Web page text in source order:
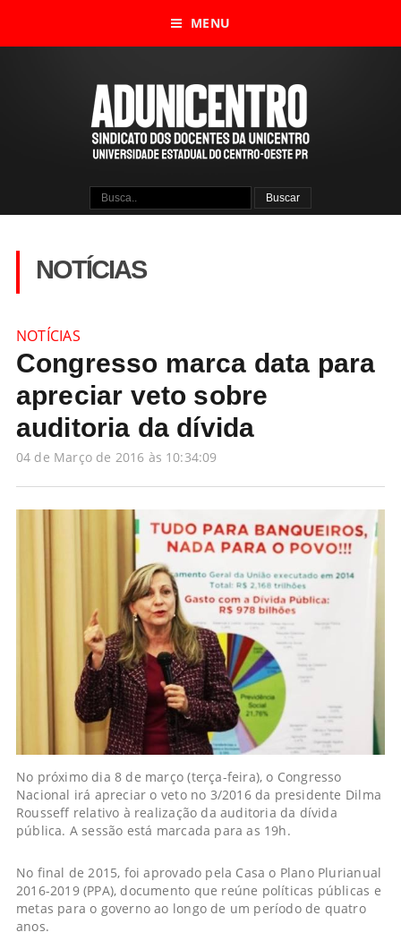
MENU
NOTÍCIAS
NOTÍCIAS
Congresso marca data para
apreciar veto sobre
auditoria da dívida
04 de Março de 2016 às 10:34:09
No próximo dia 8 de março (terça-feira), o Congresso
Nacional irá apreciar o veto no 3/2016 da presidente Dilma
Rousseff relativo à realização da auditoria da dívida
pública. A sessão está marcada para as 19h.
No final de 2015, foi aprovado pela Casa o Plano Plurianual
2016-2019 (PPA), documento que reúne políticas públicas e
metas para o governo ao longo de um período de quatro
anos.